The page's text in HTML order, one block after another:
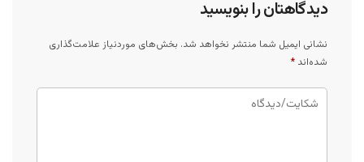
دیدگاهتان را بنویسید
نشانی ایمیل شما منتشر نخواهد شد. بخش‌های موردنیاز علامت‌گذاری
شده‌اند *